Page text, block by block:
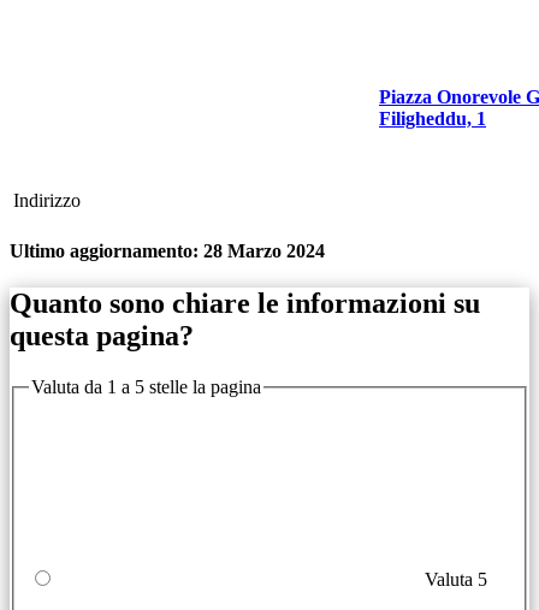
Indirizzo
Piazza Onorevole
Filigheddu, 1
Ultimo aggiornamento: 28 Marzo 2024
Quanto sono chiare le informazioni su
questa pagina?
Valuta da 1 a 5 stelle la pagina
Valuta 5